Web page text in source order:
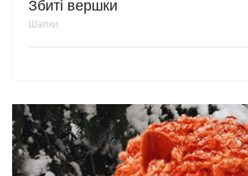
Збиті вершки
Шапки